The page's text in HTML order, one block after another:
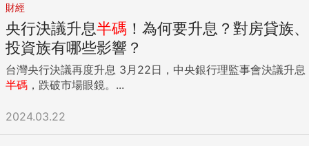
財經
央行決議升息半碼 ！為何要升息？對房貸族、
投資族有哪些影響？
台灣央行決議再度升息 3月22日，中央銀行理監事會決議升息
半碼 ，跌破市場眼鏡。...
2024.03.22